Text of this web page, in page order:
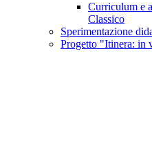
Curriculum e
Classico
Sperimentazione
Progetto "Itinera: in